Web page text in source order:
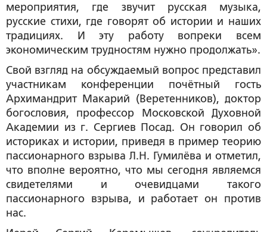
мероприятия, где звучит русская музыка,
русские стихи, где говорят об истории и наших
традициях. И эту работу вопреки всем
экономическим трудностям нужно продолжать».
Свой взгляд на обсуждаемый вопрос представил
участникам конференции почётный гость
Архимандрит Макарий (Веретенников), доктор
богословия, профессор Московской Духовной
Академии из г. Сергиев Посад. Он говорил об
историках и истории, приведя в пример теорию
пассионарного взрыва Л.Н. Гумилёва и отметил,
что вполне вероятно, что мы сегодня являемся
свидетелями и очевидцами такого
пассионарного взрыва, и работает он против
нас.